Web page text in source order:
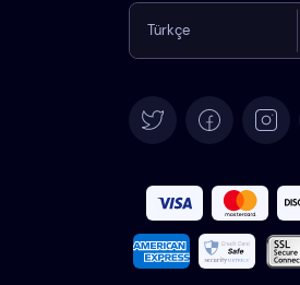
Türkçe
Español
Français